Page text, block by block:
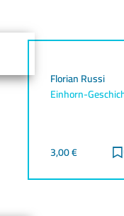
Florian Russi
Einhorn-
3,00€